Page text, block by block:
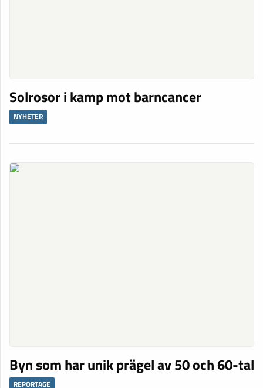
Solrosor i kamp mot barncancer
NYHETER
Byn som har unik prägel av 50 och 60-tal
REPORTAGE